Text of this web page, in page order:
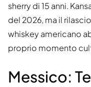
sherry di 15 anni.
del 2026, ma il
whiskey americano
proprio momento
Messico: